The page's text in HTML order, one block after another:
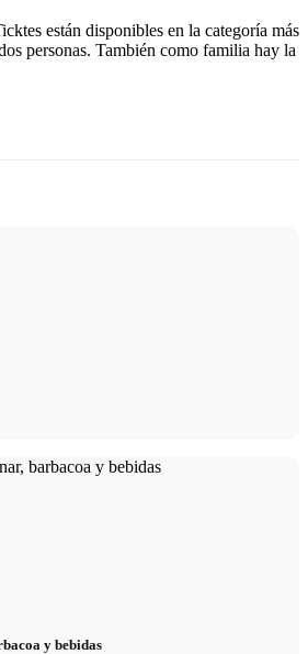
están disponibles en la categoría más
personas. También como familia hay la
y bebidas